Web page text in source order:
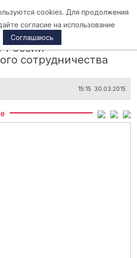
Афины
России
сотрудничества
15:15 30.03.2015
cookies. Для продолжения
согласие на использование
Соглашаюсь